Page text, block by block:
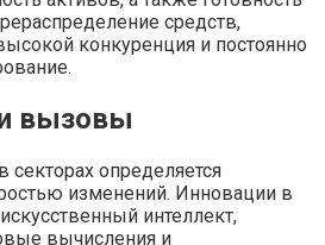
средств,
конкуренция и постоянно
вызовы
определяется
изменений. Инновации в
интеллект,
вычисления и